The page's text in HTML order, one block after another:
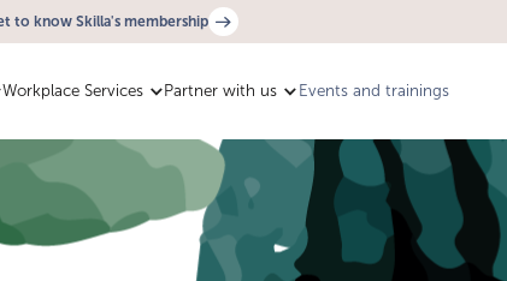
to know Skilla's membership
Workplace Services Partner with us Events and trainings